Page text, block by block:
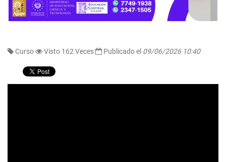
Curso Visto 162 Veces Publicado el 09/06/2026 10:40